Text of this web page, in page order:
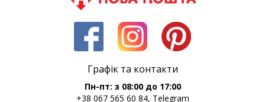
Графік та контакти
Пн-пт: з 08:00 до 17:00
+38 067 565 60 84, Telegram